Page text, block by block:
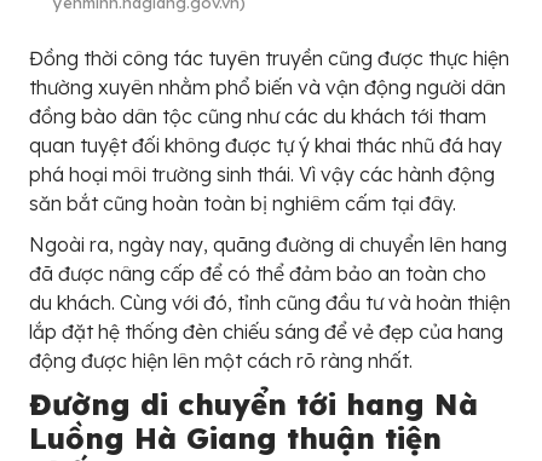
Đồng thời công tác tuyên truyền cũng được thực hiện
thường xuyên nhằm phổ biến và vận động người dân
đồng bào dân tộc cũng như các du khách tới tham
quan tuyệt đối không được tự ý khai thác nhũ đá hay
phá hoại môi trường sinh thái. Vì vậy các hành động
săn bắt cũng hoàn toàn bị nghiêm cấm tại đây.
Ngoài ra, ngày nay, quãng đường di chuyển lên hang
đã được nâng cấp để có thể đảm bảo an toàn cho
du khách. Cùng với đó, tỉnh cũng đầu tư và hoàn thiện
lắp đặt hệ thống đèn chiếu sáng để vẻ đẹp của hang
động được hiện lên một cách rõ ràng nhất.
Đường di chuyển tới hang Nà
Luồng Hà Giang thuận tiện